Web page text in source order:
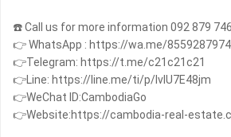
☎️ Call us for more information 092 879
👉 WhatsApp : https://wa.me/
👉Telegram: https://t.me/c21c21c21
👉Line: https://line.me/ti/p/IvIU7E48jm
👉WeChat ID:CambodiaGo
👉Website:https://cambodia-real-